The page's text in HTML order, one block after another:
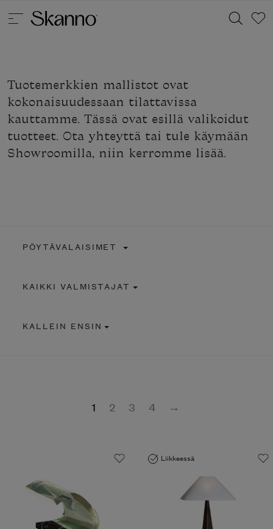
Haku
Type 2 or more characters for results.
Tuotemerkkien mallistot ovat
kokonaisuudessaan tilattavissa
kauttamme. Tässä ovat esillä valikoidut
tuotteet. Ota yhteyttä tai tule käymään
Showroomilla, niin kerromme lisää.
PÖYTÄVALAISIMET
KAIKKI VALMISTAJAT
KALLEIN ENSIN
1 2 3 4 →
Liikkeessä